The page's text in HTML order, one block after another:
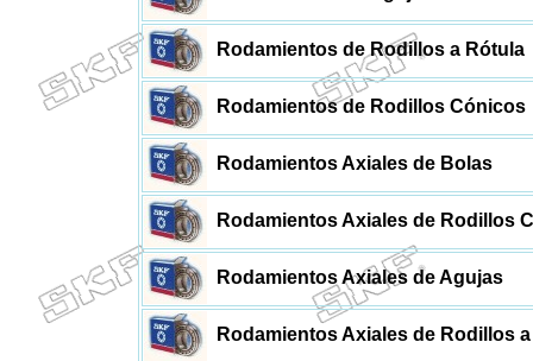
Rodamientos de Rodillos a Rótula
Rodamientos de Rodillos Cónicos
Rodamientos Axiales de Bolas
Rodamientos Axiales de Rodillos
Rodamientos Axiales de Agujas
Rodamientos Axiales de Rodillos